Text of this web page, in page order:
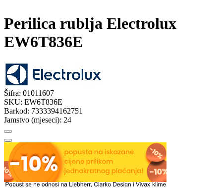
Perilica rublja Electrolux
EW6T836E
Šifra: 01011607
SKU: EW6T836E
Barkod: 7333394162751
Jamstvo (mjeseci): 24